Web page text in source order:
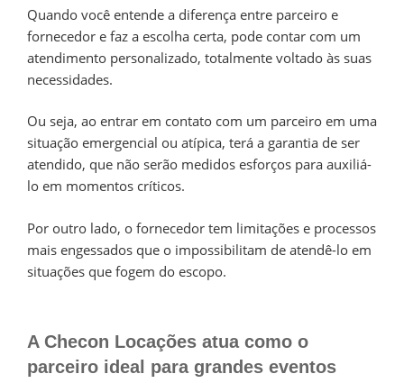
Quando você entende a diferença entre parceiro e
fornecedor e faz a escolha certa, pode contar com um
atendimento personalizado, totalmente voltado às suas
necessidades.
Ou seja, ao entrar em contato com um parceiro em uma
situação emergencial ou atípica, terá a garantia de ser
atendido, que não serão medidos esforços para auxiliá-
lo em momentos críticos.
Por outro lado, o fornecedor tem limitações e processos
mais engessados que o impossibilitam de atendê-lo em
situações que fogem do escopo.
A Checon Locações atua como o
parceiro ideal para grandes eventos